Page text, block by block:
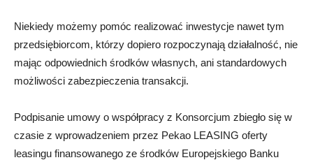
Niekiedy możemy pomóc realizować inwestycje nawet tym
przedsiębiorcom, którzy dopiero rozpoczynają działalność, nie
mając odpowiednich środków własnych, ani standardowych
możliwości zabezpieczenia transakcji.
Podpisanie umowy o współpracy z Konsorcjum zbiegło się w
czasie z wprowadzeniem przez Pekao LEASING oferty
leasingu finansowanego ze środków Europejskiego Banku